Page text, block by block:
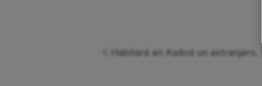
Habitará en Asdod un